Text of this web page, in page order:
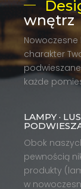
wnętrz
charakter
każde
LAMPY ·
Obok
pewnością
produkty
w